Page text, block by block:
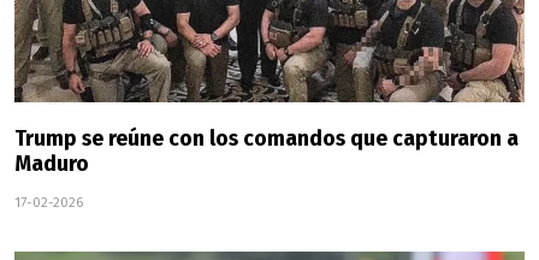
Trump se reúne con los comandos que capturaron a
Maduro
17-02-2026